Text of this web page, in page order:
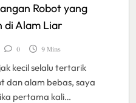
Robot yang
di Alam Liar
0 9 Mins
kecil selalu tertarik
dan alam bebas, saya
pertama kali…